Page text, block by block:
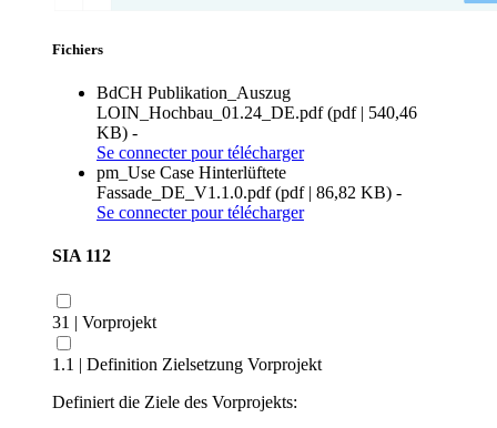
Fichiers
BdCH Publikation_Auszug
LOIN_Hochbau_01.24_DE.pdf (pdf| 540,46
KB) -
Se connecterpour télécharger
pm_Use Case Hinterlüftete
Fassade_DE_V1.1.0.pdf (pdf| 86,82 KB) -
Se connecterpour télécharger
SIA 112
31 | Vorprojekt
1.1 | Definition Zielsetzung Vorprojekt
Definiert die Ziele des Vorprojekts: